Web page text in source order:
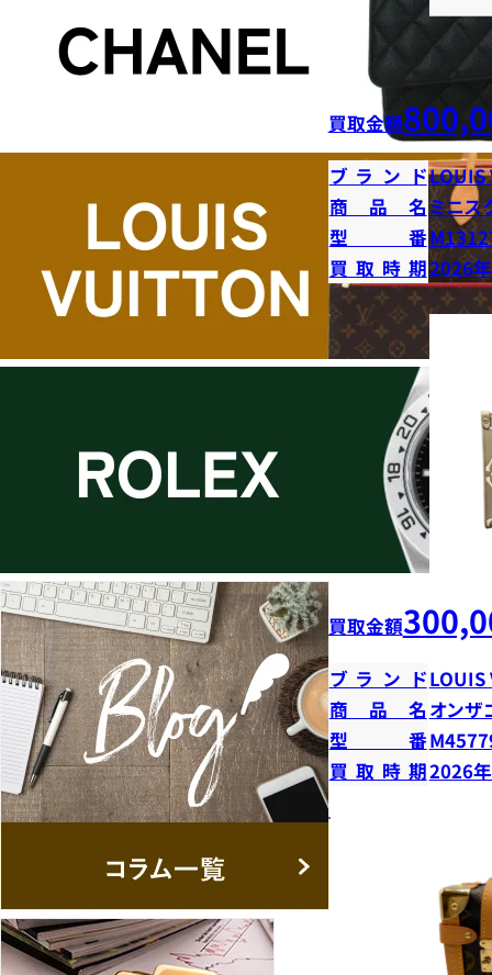
買取金額
ブランドLOUIS
商品名 ミニス
型番
買取時期2026
買取金額
ブランドLOUIS
商品名 オンザ
型番
買取時期2026